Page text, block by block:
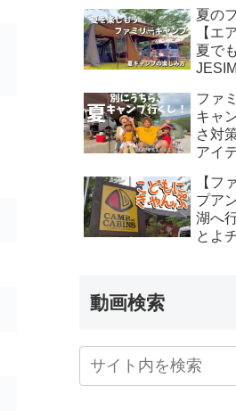
夏の
【エ
夏で
ちキ
ファ
キャ
さ対
アイ
楽し
ル。
【フ
プア
湖へ
とよ
動画検索